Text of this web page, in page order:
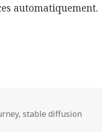
automatiquement.
dans le style
,stable diffusion